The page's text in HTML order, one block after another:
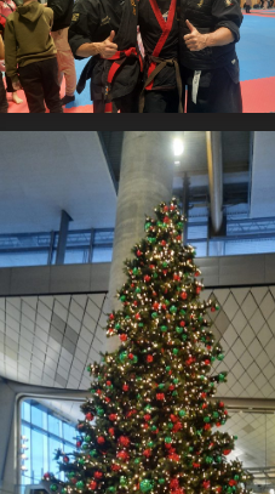
20221211_153411